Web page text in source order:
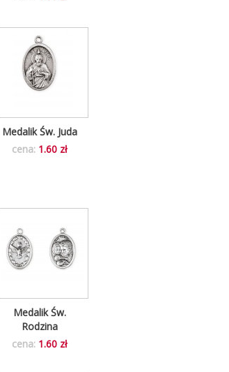
Medalik Św. Juda
cena: 1.60 zł
Medalik Św.
Rodzina
cena: 1.60 zł